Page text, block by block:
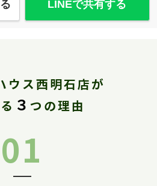
LINEで共有する
ウス西明石店が
３ つの理由
01